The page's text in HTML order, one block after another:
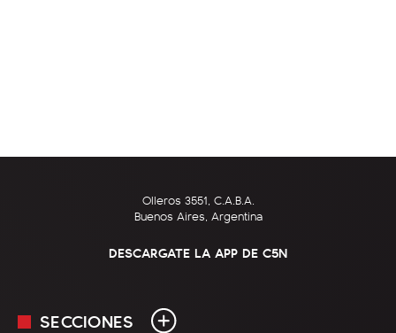
Olleros 3551, C.A.B.A.
Buenos Aires, Argentina
DESCARGATE LA APP DE C5N
SECCIONES